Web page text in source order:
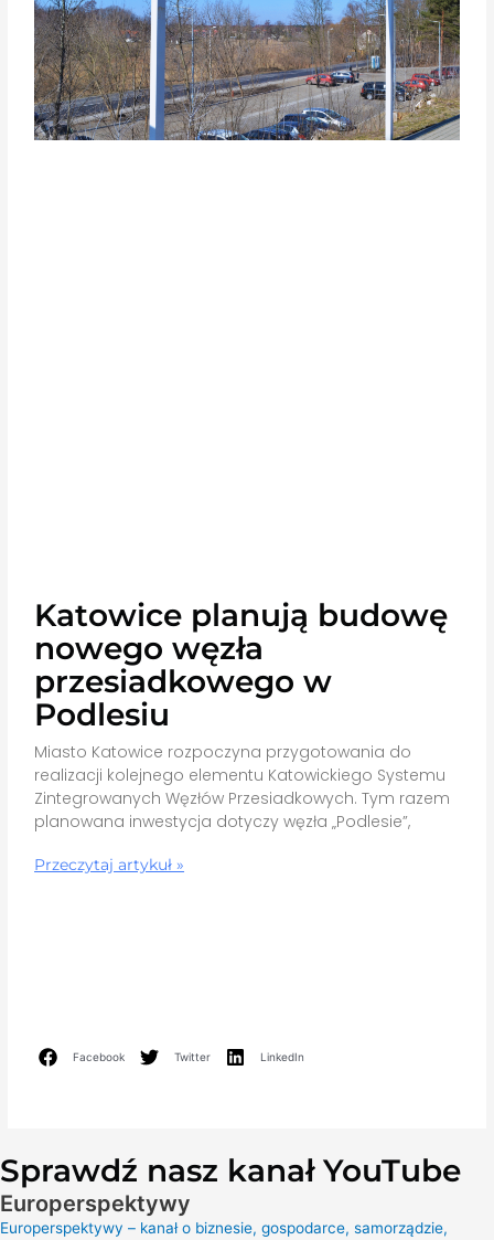
Katowice planują budowę
nowego węzła
przesiadkowego w
Podlesiu
Miasto Katowice rozpoczyna przygotowania do
realizacji kolejnego elementu Katowickiego Systemu
Zintegrowanych Węzłów Przesiadkowych. Tym razem
planowana inwestycja dotyczy węzła „Podlesie”,
Przeczytaj artykuł »
Facebook Twitter LinkedIn
Sprawdź nasz kanał YouTube
Europerspektywy
Europerspektywy – kanał o biznesie, gospodarce, samorządzie,